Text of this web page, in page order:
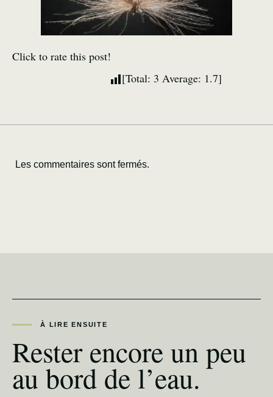
Click to rate this post!
[Total: 3 Average: 1.7]
Les commentaires sont fermés.
À LIRE ENSUITE
Rester encore un peu
au bord de l’eau.